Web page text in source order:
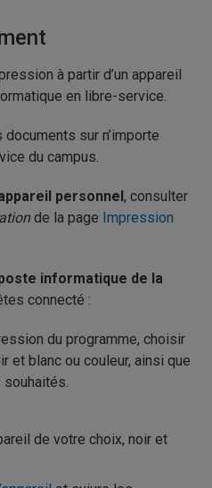
à partir d’un appareil
en libre-service.
sur n’importe
du campus.
personnel , consulter
de la page Impression
informatique de la
connecté :
du programme, choisir
et blanc ou couleur, ainsi que
souhaités.
de votre choix, noir et